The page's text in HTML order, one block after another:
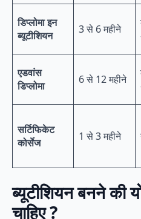
डिप्लोमा इन
ब्यूटीशियन
3 से 6 महीने
एडवांस
डिप्लोमा
6 से 12 महीने
सर्टिफिकेट
कोर्सेज
1 से 3 महीने
ब्यूटीशियन बनने की
चाहिए ?